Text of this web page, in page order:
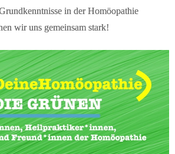
in der Homöopathie
wir uns gemeinsam stark!